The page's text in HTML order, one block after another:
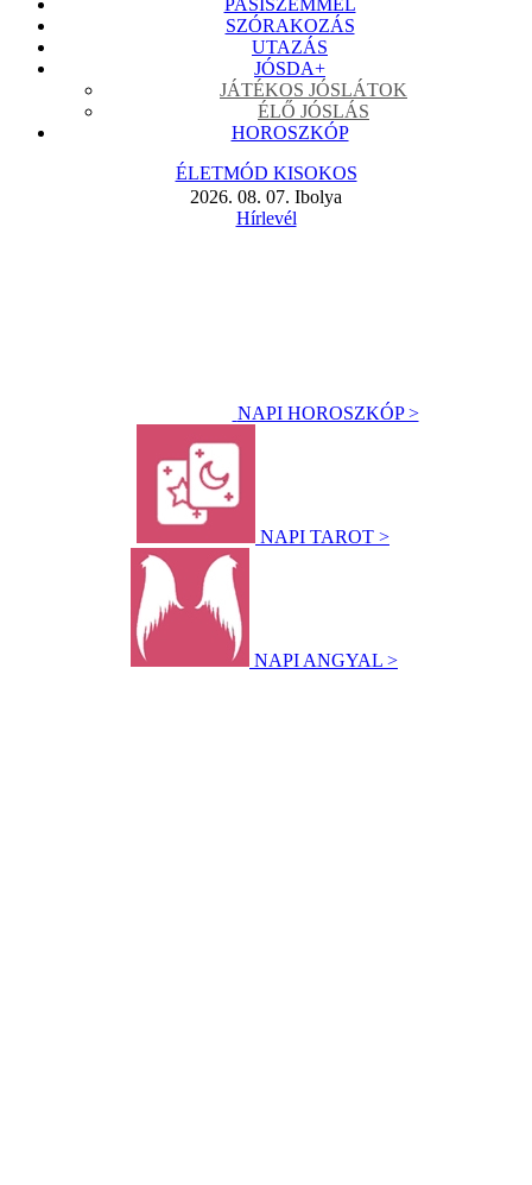
PASISZEMMEL
SZÓRAKOZÁS
UTAZÁS
JÓSDA+
JÁTÉKOS JÓSLÁTOK
ÉLŐ JÓSLÁS
HOROSZKÓP
ÉLETMÓD KISOKOS
2026. 08. 07. Ibolya
Hírlevél
NAPI HOROSZKÓP >
NAPI TAROT >
NAPI ANGYAL >